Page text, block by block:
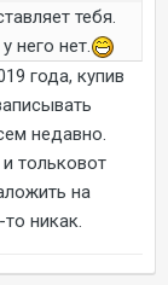
тебя.
него нет.
года, купив
недавно.
тольковот
на
никак.